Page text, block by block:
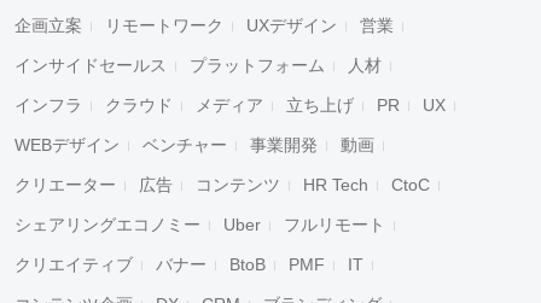
企画立案 リモートワーク UXデザイン 営業
インサイドセールス プラットフォーム 人材
インフラ クラウド メディア 立ち上げ PR UX
WEBデザイン ベンチャー 事業開発 動画
クリエーター 広告 コンテンツ HR Tech CtoC
シェアリングエコノミー Uber フルリモート
クリエイティブ バナー BtoB PMF IT